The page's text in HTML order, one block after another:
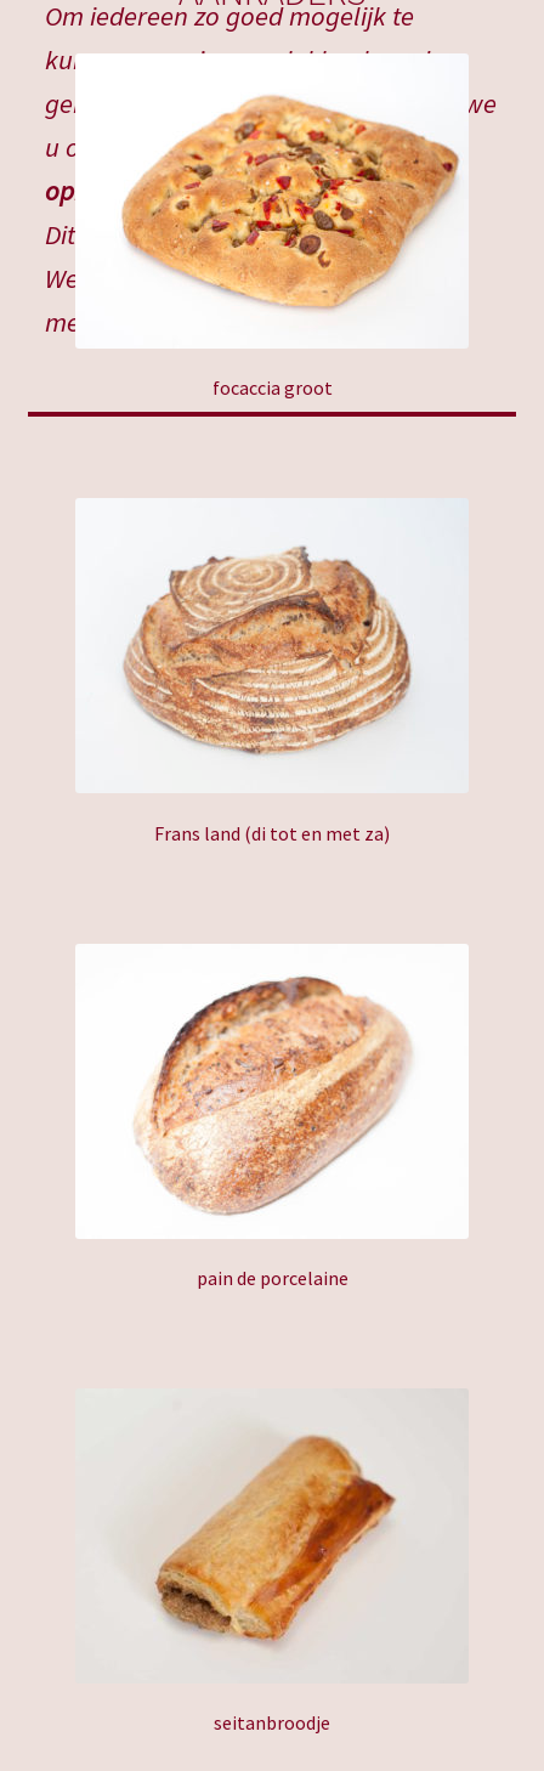
Om iedereen zo goed mogelijk te
kunnen voorzien van lekker brood,
gebak en andere lekkernijen, vragen we
u om minimaal2 dagen voor het
ophalen te bestellen.
Dit zal ons proces makkelijker maken.
We hopen op uw begrip en
medewerking.
focaccia groot
Frans land (di tot en met za)
heeft
meerdere
variaties.
Deze
optie
kan
gekozen
worden
op
de
pain de porcelaine
seitanbroodje